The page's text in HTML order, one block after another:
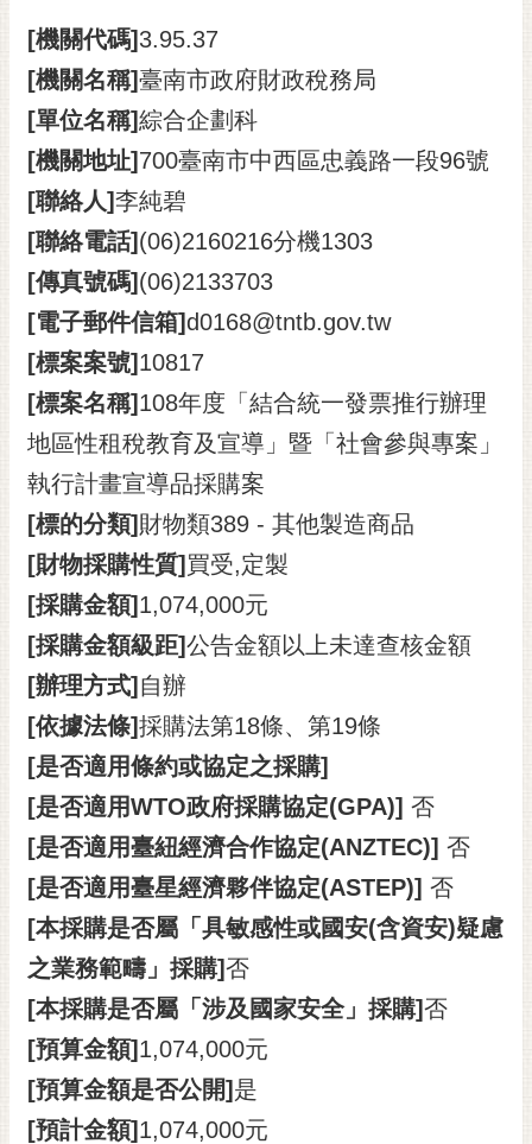
桐
花
祭
網
站
導
覽
訂
閱
RSS
訂
閱
電
子
市
民
信
箱
English
日
本
語
隱
私
權
及
安
全
政
策
網
站
資
[機關代碼] 3.95.37
[機關名稱]臺南市政府財政稅務局
[單位名稱]綜合企劃科
[機關地址] 700臺南市中西區忠義路一段96號
[聯絡人]李純碧
[聯絡電話] (06)2160216分機1303
[傳真號碼] (06)2133703
[電子郵件信箱]d0168@tntb.gov.tw
[標案案號] 10817
[標案名稱] 108年度「結合統一發票推行辦理
地區性租稅教育及宣導」暨「社會參與專案」
執行計畫宣導品採購案
[標的分類] 財物類389 - 其他製造商品
[財物採購性質] 買受,定製
[採購金額] 1,074,000元
[採購金額級距]公告金額以上未達查核金額
[辦理方式] 自辦
[依據法條]採購法第18條、第19條
[是否適用條約或協定之採購]
[是否適用WTO政府採購協定(GPA)] 否
[是否適用臺紐經濟合作協定(ANZTEC)] 否
[是否適用臺星經濟夥伴協定(ASTEP)] 否
[本採購是否屬「具敏感性或國安(含資安)疑慮
之業務範疇」採購]否
[本採購是否屬「涉及國家安全」採購]否
[預算金額] 1,074,000元
[預算金額是否公開] 是
[預計金額] 1,074,000元